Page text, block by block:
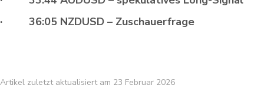
· 36:05 NZDUSD – Zuschauerfrage
Artikel zuletzt aktualisiert am 23 Februar 2026